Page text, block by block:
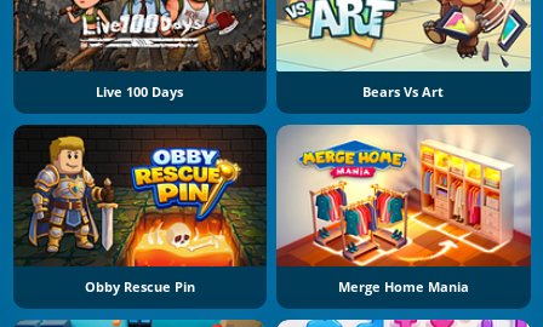
Live 100 Days Bears Vs Art
Obby Rescue Pin Merge Home Mania